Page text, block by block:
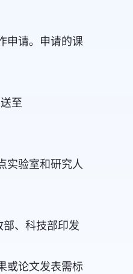
申请。申请的课
至
验室和研究人
、科技部印发
或论文发表需标